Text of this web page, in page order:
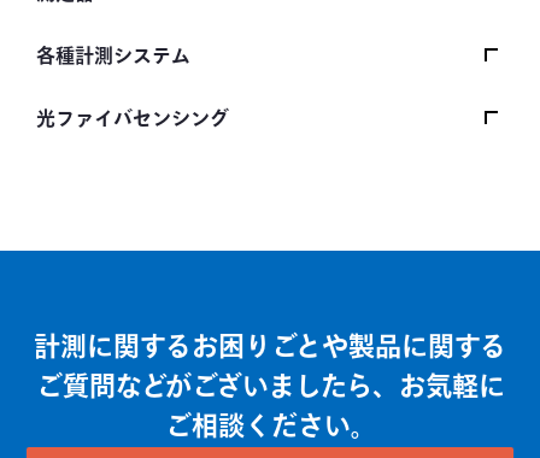
波形表示型計装用コンディショナ WP-120A
波形表示型計装用コンディショナ WGA-910A
小型汎用表示器 WGI-400A
センサインタフェース PCD-400A
コンパクトレコーディングシステム EDX-10A
各種計測システム
基板応力測定セット PCAS-1000A
光ファイバセンシング
計測に関するお困りごとや製品に関する
ご質問などがございましたら、お気軽に
ご相談ください。